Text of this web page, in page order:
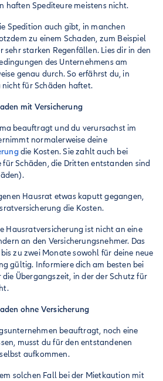
haften Spediteure meistens nicht.
Spedition auch gibt, in manchen
zu einem Schaden, zum Beispiel
sehr starken Regenfällen. Lies dir in den
des Unternehmens am
genau durch. So erfährst du, in
für Schäden haftet.
mit Versicherung
beauftragt und du verursachst im
normalerweise deine
die Kosten. Sie zahlt auch bei
Schäden, die Dritten entstanden sind
Hausrat etwas kaputt gegangen,
die Kosten.
Hausratversicherung ist nicht an eine
an den Versicherungsnehmer. Das
zu zwei Monate sowohl für deine neue
gültig. Informiere dich am besten bei
Übergangszeit, in der der Schutz für
ohne Versicherung
beauftragt, noch eine
musst du für den entstandenen
aufkommen.
solchen Fall bei der Mietkaution mit